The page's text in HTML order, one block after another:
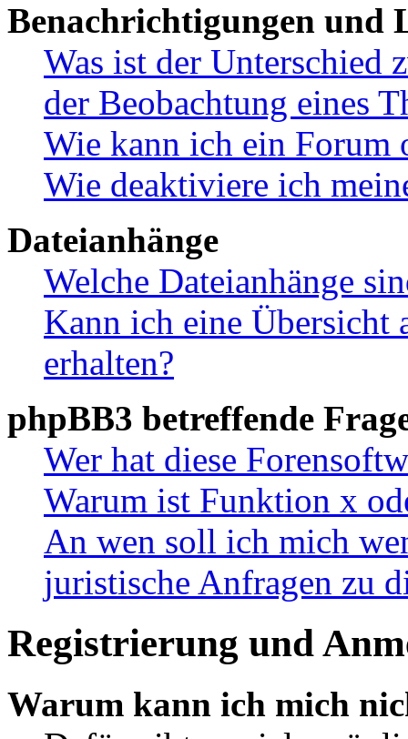
Benachrichtigungen und
Was ist der Unterschied
der Beobachtung eines
Wie kann ich ein Forum
Wie deaktiviere ich
Dateianhänge
Welche Dateianhänge
Kann ich eine Übersicht
erhalten?
phpBB3 betreffende
Wer hat diese
Warum ist Funktion x
An wen soll ich mich
juristische Anfragen zu
Registrierung und
Warum kann ich mich